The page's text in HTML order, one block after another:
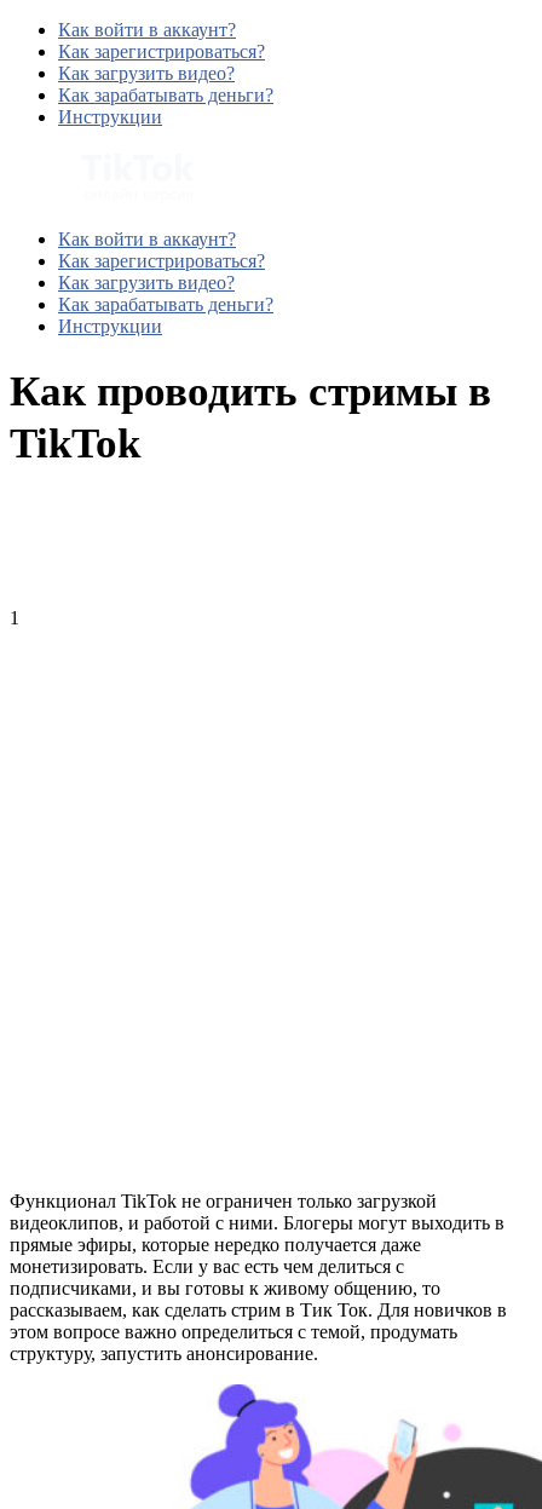
Как войти в аккаунт?
Как зарегистрироваться?
Как загрузить видео?
Как зарабатывать деньги?
Инструкции
Как войти в аккаунт?
Как зарегистрироваться?
Как загрузить видео?
Как зарабатывать деньги?
Инструкции
Как проводить стримы в
TikTok
1
Функционал TikTok не ограничен только загрузкой
видеоклипов, и работой с ними. Блогеры могут выходить в
прямые эфиры, которые нередко получается даже
монетизировать. Если у вас есть чем делиться с
подписчиками, и вы готовы к живому общению, то
рассказываем, как сделать стрим в Тик Ток. Для новичков в
этом вопросе важно определиться с темой, продумать
структуру, запустить анонсирование.